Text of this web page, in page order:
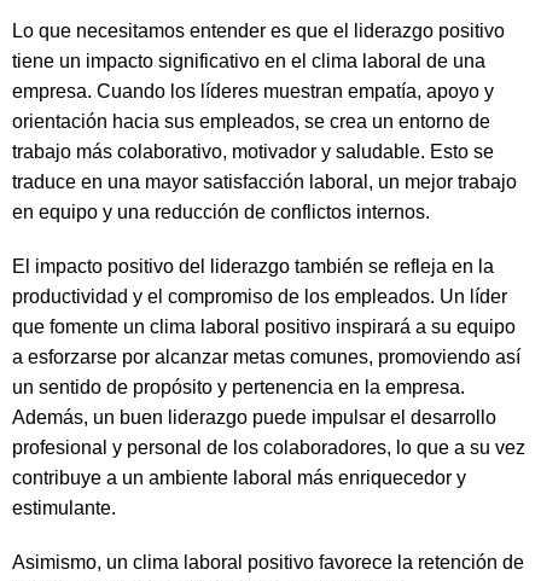
Lo que necesitamos entender es que el liderazgo positivo
tiene un impacto significativo en el clima laboral de una
empresa. Cuando los líderes muestran empatía, apoyo y
orientación hacia sus empleados, se crea un entorno de
trabajo más colaborativo, motivador y saludable. Esto se
traduce en una mayor satisfacción laboral, un mejor trabajo
en equipo y una reducción de conflictos internos.
El impacto positivo del liderazgo también se refleja en la
productividad y el compromiso de los empleados. Un líder
que fomente un clima laboral positivo inspirará a su equipo
a esforzarse por alcanzar metas comunes, promoviendo así
un sentido de propósito y pertenencia en la empresa.
Además, un buen liderazgo puede impulsar el desarrollo
profesional y personal de los colaboradores, lo que a su vez
contribuye a un ambiente laboral más enriquecedor y
estimulante.
Asimismo, un clima laboral positivo favorece la retención de